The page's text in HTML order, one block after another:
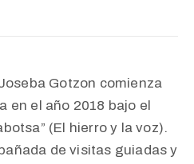
Gotzon comienza
en el año 2018 bajo el
(El hierro y la voz).
de visitas guiadas y